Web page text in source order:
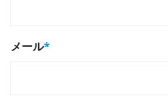
メール*